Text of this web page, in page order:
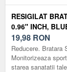
RESIGILAT
0.96" INCH,
TENSIUNE,
ROZ
19,98 RON
Reducere. Bratara
Monitorizeaza
starea sanatatii